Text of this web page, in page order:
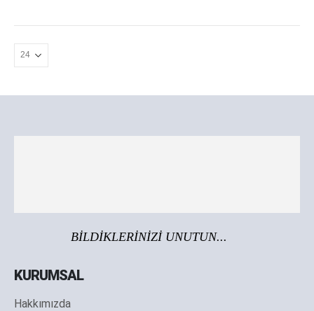
BİLDİKLERİNİZİ UNUTUN...
KURUMSAL
Hakkımızda